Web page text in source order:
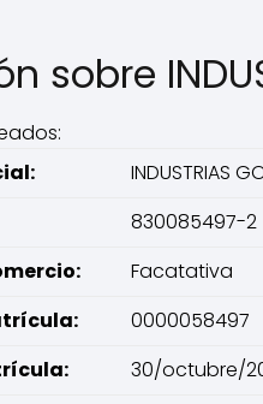
sobre
INDUSTRIAS
830085497-2
Facatativa
0000058497
30/octubre/